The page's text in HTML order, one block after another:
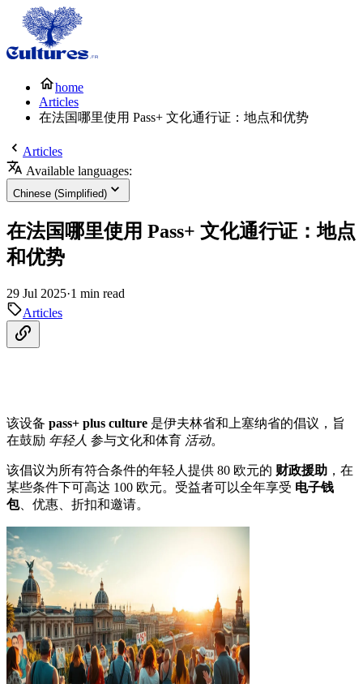
home
Articles
在法国哪里使用 Pass+ 文化通行证：地点和优势
Articles
Available languages:
Chinese (Simplified)
在法国哪里使用 Pass+ 文化通行证：地点
和优势
29 Jul 2025·1 min read
Articles
该设备 pass+ plus culture 是伊夫林省和上塞纳省的倡议，旨
在鼓励 年轻人 参与文化和体育 活动。
该倡议为所有符合条件的年轻人提供 80 欧元的 财政援助 ，在
某些条件下可高达 100 欧元。受益者可以全年享受 电子钱
包、优惠、折扣和邀请。